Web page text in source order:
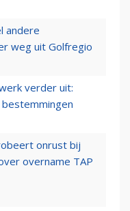
andere
weg uit Golfregio
verder uit:
onrust bij
overname TAP